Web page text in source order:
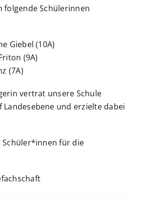
folgende Schülerinnen
Giebel (10A)
(9A)
(7A)
vertrat unsere Schule
Landesebene und erzielte dabei
Schüler*innen für die